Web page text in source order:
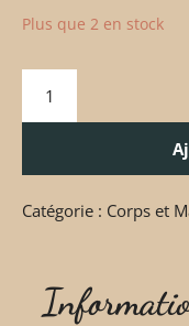
Plus que 2 en stock
Catégorie : Corps et